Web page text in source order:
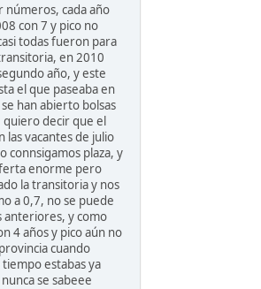
números, cada año
con 7 y pico no
todas fueron para
en 2010
año, y este
el que paseaba en
han abierto bolsas
decir que el
las vacantes de julio
connsigamos plaza, y
enorme pero
la transitoria y nos
a 0,7, no se puede
anteriores, y como
4 años y pico aún no
cuando
estabas ya
se sabeee